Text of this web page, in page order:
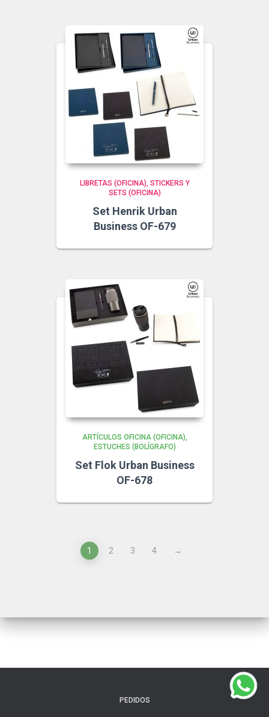
LIBRETAS (OFICINA) STICKERS Y
SETS (OFICINA)
Set Henrik Urban
Business OF-679
ARTÍCULOS OFICINA (OFICINA)
ESTUCHES (BOLÍGRAFO)
Set Flok Urban Business
OF-678
1 2 3 4 →
PEDIDOS